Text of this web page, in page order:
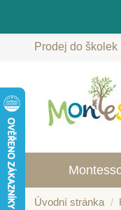
Prodej do školek
Úvodní stránka